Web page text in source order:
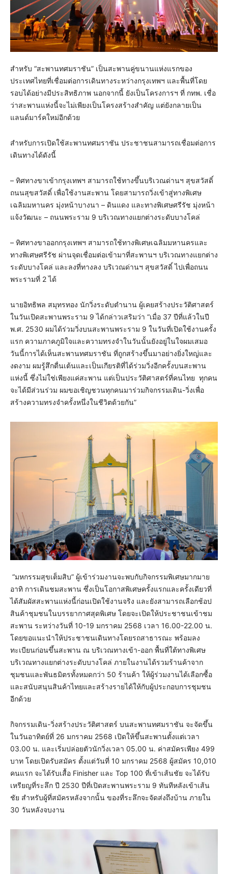
สำหรับ “สะพานทศมราชัน” เป็นสะพานคู่ขนานแห่งแรกของ
ประเทศไทยที่เชื่อมต่อการเดินทางระหว่างกรุงเทพฯ และพื้นที่โดย
รอบได้อย่างมีประสิทธิภาพ นอกจากนี้ ยังเป็นโครงการฯ ที่ กทพ. เชื่อ
ว่าสะพานแห่งนี้จะไม่เพียงเป็นโครงสร้างสำคัญ แต่ยังกลายเป็น
แลนด์มาร์คใหม่อีกด้วย
สำหรับการเปิดใช้สะพานทศมราชัน ประชาชนสามารถเชื่อมต่อการ
เดินทางได้ดังนี้
– ทิศทางขาเข้ากรุงเทพฯ สามารถใช้ทางขึ้นบริเวณด่านฯ สุขสวัสดิ์
ถนนสุขสวัสดิ์ เพื่อใช้งานสะพาน โดยสามารถวิ่งเข้าสู่ทางพิเศษ
เฉลิมมหานคร มุ่งหน้าบางนา – ดินแดง และทางพิเศษศรีรัช มุ่งหน้า
แจ้งวัฒนะ – ถนนพระราม 9 บริเวณทางแยกต่างระดับบางโคล่
– ทิศทางขาออกกรุงเทพฯ สามารถใช้ทางพิเศษเฉลิมมหานครและ
ทางพิเศษศรีรัช ผ่านจุดเชื่อมต่อเข้ามาที่สะพานฯ บริเวณทางแยกต่าง
ระดับบางโคล่ และลงที่ทางลง บริเวณด่านฯ สุขสวัสดิ์ ไปเพื่อถนน
พระรามที่ 2 ได้
นายอิทธิพล สมุทรทอง นักวิ่งระดับตำนาน ผู้เคยสร้างประวัติศาสตร์
ในวันเปิดสะพานพระราม 9 ได้กล่าวเสริมว่า “เมื่อ 37 ปีที่แล้วในปี
พ.ศ. 2530 ผมได้ร่วมวิ่งบนสะพานพระราม 9 ในวันที่เปิดใช้งานครั้ง
แรก ความภาคภูมิใจและความทรงจำในวันนั้นยังอยู่ในใจผมเสมอ
วันนี้การได้เห็นสะพานทศมราชัน ที่ถูกสร้างขึ้นมาอย่างยิ่งใหญ่และ
งดงาม ผมรู้สึกตื่นเต้นและเป็นเกียรติที่ได้ร่วมวิ่งอีกครั้งบนสะพาน
แห่งนี้ ซึ่งไม่ใช่เพียงแค่สะพาน แต่เป็นประวัติศาสตร์ที่คนไทย ทุกคน
จะได้มีส่วนร่วม ผมขอเชิญชวนทุกคนมาร่วมกิจกรรมเดิน-วิ่งเพื่อ
สร้างความทรงจำครั้งหนึ่งในชีวิตด้วยกัน”
“มหกรรมสุขเต็มสิบ” ผู้เข้าร่วมงานจะพบกับกิจกรรมพิเศษมากมาย
อาทิ การเดินชมสะพาน ซึ่งเป็นโอกาสพิเศษครั้งแรกและครั้งเดียวที่
ได้สัมผัสสะพานแห่งนี้ก่อนเปิดใช้งานจริง และยังสามารถเลือกช้อป
สินค้าชุมชนในบรรยากาศสุดพิเศษ โดยจะเปิดให้ประชาชนเข้าชม
สะพาน ระหว่างวันที่ 10-19 มกราคม 2568 เวลา 16.00-22.00 น.
โดยขอแนะนำให้ประชาชนเดินทางโดยรถสาธารณะ พร้อมลง
ทะเบียนก่อนขึ้นสะพาน ณ บริเวณทางเข้า-ออก พื้นที่ใต้ทางพิเศษ
บริเวณทางแยกต่างระดับบางโคล่ ภายในงานได้รวมร้านค้าจาก
ชุมชนและพันธมิตรทั้งหมดกว่า 50 ร้านค้า ให้ผู้ร่วมงานได้เลือกซื้อ
และสนับสนุนสินค้าไทยและสร้างรายได้ให้กับผู้ประกอบการชุมชน
อีกด้วย
กิจกรรมเดิน-วิ่งสร้างประวัติศาสตร์ บนสะพานทศมราชัน จะจัดขึ้น
ในวันอาทิตย์ที่ 26 มกราคม 2568 ​เปิดให้ขึ้นสะพานตั้งแต่เวลา
03.00 น. และเริ่มปล่อยตัวนักวิ่งเวลา 05.00 น. ค่าสมัครเพียง 499
บาท โดยเปิดรับสมัคร ตั้งแต่วันที่ 10 มกราคม 2568 ผู้สมัคร 10,010
คนแรก จะได้รับเสื้อ Finisher และ Top 100 ที่เข้าเส้นชัย จะได้รับ
เหรียญที่ระลึก ปี 2530 ปีที่เปิดสะพานพระราม 9 ทันทีหลังเข้าเส้น
ชัย สำหรับผู้ที่สมัครหลังจากนั้น ของที่ระลึกจะจัดส่งถึงบ้าน ภายใน
30 วันหลังจบงาน